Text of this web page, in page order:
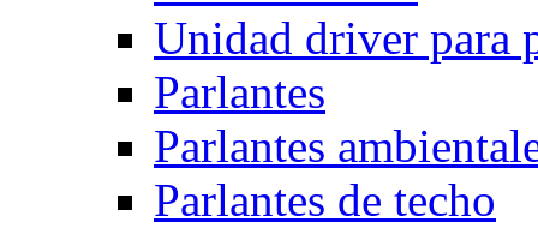
Unidad driver para
Parlantes
Parlantes
Parlantes de techo